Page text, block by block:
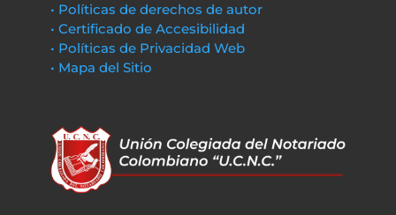
• Políticas de derechos de autor
• Certificado de Accesibilidad
• Políticas de Privacidad Web
• Mapa del Sitio